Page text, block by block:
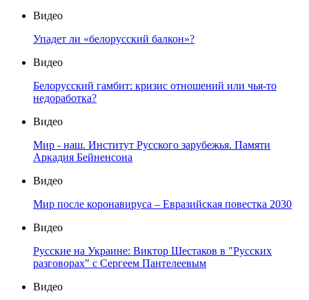
Видео
Упадет ли «белорусский балкон»?
Видео
Белорусский гамбит: кризис отношений или чья-то
недоработка?
Видео
Мир - наш. Институт Русского зарубежья. Памяти
Аркадия Бейненсона
Видео
Мир после коронавируса – Евразийская повестка 2030
Видео
Русские на Украине: Виктор Шестаков в "Русских
разговорах" с Сергеем Пантелеевым
Видео